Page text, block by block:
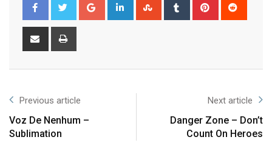
Previous article
Voz De Nenhum –
Sublimation
Next article
Danger Zone – Don’t
Count On Heroes